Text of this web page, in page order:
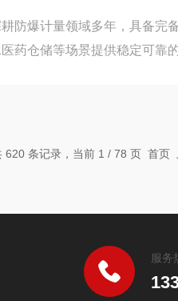
防爆计量领域多年，具备完
药仓储等场景提供稳定可靠
品技术特点与现场应用经验，
620 条记录，当前 1 / 78 页 首页
服务